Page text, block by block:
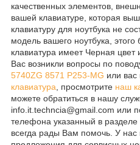
качественных элементов,
вашей клавиатуре, которая
клавиатуру для ноутбука не
модель вашего ноутбука, этого
клавиатура имеет Черная цвет
Вас возникли вопросы по
5740ZG 8571 P253-MG или вас
клавиатура , просмотрите наш
можете обратиться в нашу
info.it.techncia@gmail.com или
телефона указанный в
всегда рады Вам помочь. У